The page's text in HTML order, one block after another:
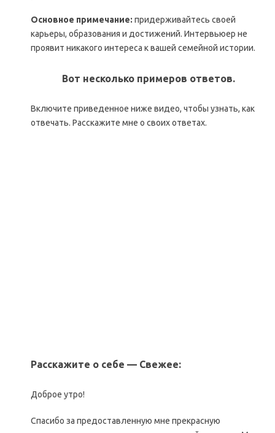
Основное примечание: придерживайтесь своей
карьеры, образования и достижений. Интервьюер не
проявит никакого интереса к вашей семейной истории.
Вот несколько примеров ответов.
Включите приведенное ниже видео, чтобы узнать, как
отвечать. Расскажите мне о своих ответах.
Расскажите о себе — Свежее:
Доброе утро!
Спасибо за предоставленную мне прекрасную